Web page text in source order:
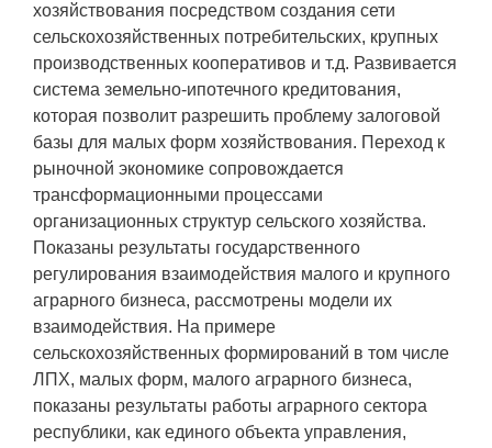
хозяйствования посредством создания сети
сельскохозяйственных потребительских, крупных
производственных кооперативов и т.д. Развивается
система земельно-ипотечного кредитования,
которая позволит разрешить проблему залоговой
базы для малых форм хозяйствования. Переход к
рыночной экономике сопровождается
трансформационными процессами
организационных структур сельского хозяйства.
Показаны результаты государственного
регулирования взаимодействия малого и крупного
аграрного бизнеса, рассмотрены модели их
взаимодействия. На примере
сельскохозяйственных формирований в том числе
ЛПХ, малых форм, малого аграрного бизнеса,
показаны результаты работы аграрного сектора
республики, как единого объекта управления,